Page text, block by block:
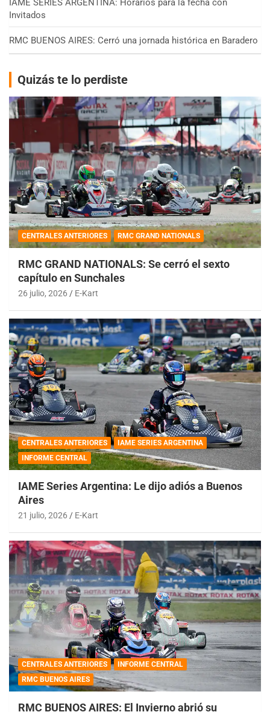
IAME SERIES ARGENTINA: Horarios para la fecha con
Invitados
RMC BUENOS AIRES: Cerró una jornada histórica en Baradero
Quizás te lo perdiste
CENTRALES ANTERIORES RMC GRAND NATIONALS
RMC GRAND NATIONALS: Se cerró el sexto
capítulo en Sunchales
26 julio, 2026 E-Kart
CENTRALES ANTERIORES
IAME SERIES ARGENTINA
INFORME CENTRAL
IAME Series Argentina: Le dijo adiós a Buenos
Aires
21 julio, 2026 E-Kart
CENTRALES ANTERIORES
INFORME CENTRAL
RMC BUENOS AIRES
RMC BUENOS AIRES: El Invierno abrió su